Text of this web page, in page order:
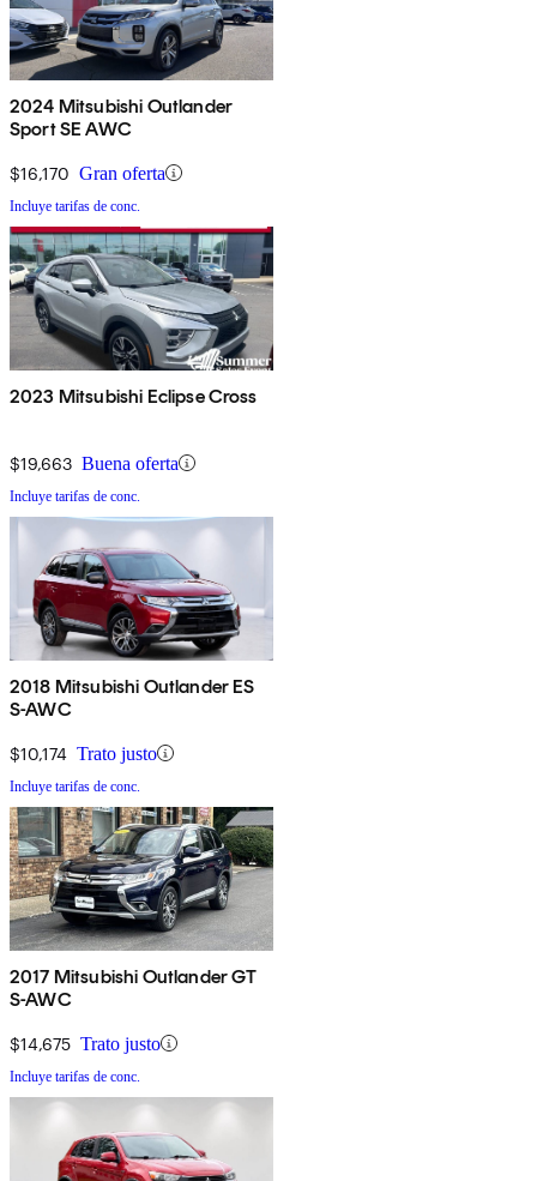
2024 Mitsubishi Outlander
Sport SE AWC
$16,170 Gran oferta
Incluye tarifas de conc.
2023 Mitsubishi Eclipse Cross
$19,663 Buena oferta
Incluye tarifas de conc.
2018 Mitsubishi Outlander ES
S-AWC
$10,174 Trato justo
Incluye tarifas de conc.
2017 Mitsubishi Outlander GT
S-AWC
$14,675 Trato justo
Incluye tarifas de conc.